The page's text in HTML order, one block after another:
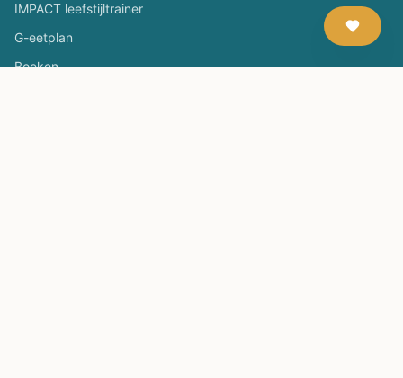
IMPACT leefstijltrainer
G-eetplan
Boeken